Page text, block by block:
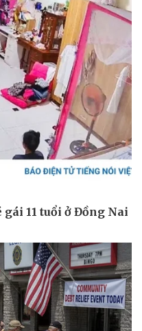
Công nghệ
Sành điệu
Chuyển đổi số